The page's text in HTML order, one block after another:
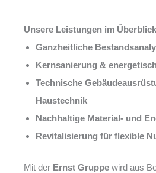
Unsere Leistungen im
Ganzheitliche
Kernsanierung &
Technische
Haustechnik
Nachhaltige Material- und
Revitalisierung für flexible
Mit der Ernst Gruppe wird aus